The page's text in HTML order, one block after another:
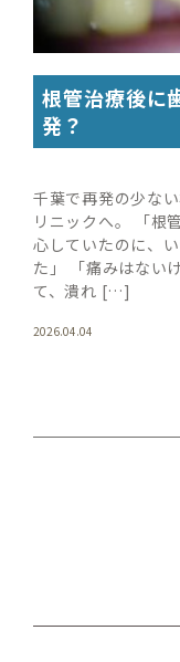
根管治療後に
発？
千葉で再発の少な
リニックへ。 「根
心していたのに、
た」 「痛みはない
て、潰れ […]
2026.04.04